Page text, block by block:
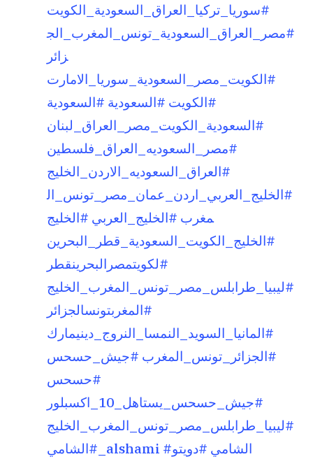
#سوريا_تركيا_العراق_السعودية_الكويت
#مصر_العراق_السعودية_تونس_المغرب_الج
زائر
#الكويت_مصر_السعودية_سوريا_الامارت
#الكويت #السعودية #السعودية
#السعودية_الكويت_مصر_العراق_لبنان
#مصر_السعوديه_العراق_فلسطين
#العراق_السعوديه_الاردن_الخليج
#الخليج_العربي_اردن_عمان_مصر_تونس_ال
مغرب #الخليج_العربي #الخليج
#الخليج_الكويت_السعودية_قطر_البحرين
#لكويتمصرالبحرينقطر
#ليبيا_طرابلس_مصر_تونس_المغرب_الخليج
#المغربتونسالجزائر
#المانيا_السويد_النمسا_النروج_دينيمارك
#الجزائر_تونس_المغرب #جيش_حسحس
#حسحس
#جيش_حسحس_يستاهل_10_اكسبلور
#ليبيا_طرابلس_مصر_تونس_المغرب_الخليج
#الشامي_alshami
#الشامي #دويتو